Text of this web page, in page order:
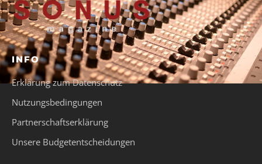
INFO
Erklärung zum Datenschutz
Nutzungsbedingungen
Partnerschaftserklärung
Unsere Budgetentscheidungen